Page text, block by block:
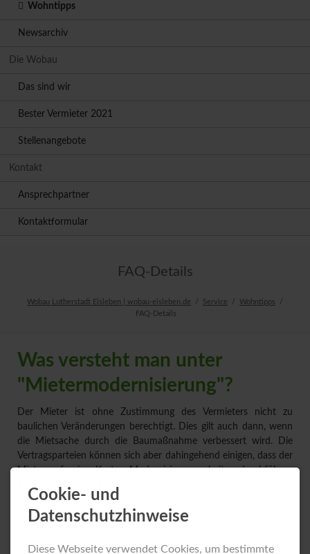
Wohntipps
Newsarchiv
Die Wobau
Das sind wir
Bester Vermieter 2021
Stellenangebote
Kontakt
Ansprechpartner
Kontaktformular
FAQ-Details
Wobau Lutherstadt Eisleben | wobau-eisleben.de Service
Wohntipps
FAQ-Details
Was versteht man unter
"Mietermodernisierung"?
Der Mieter ist ohne Zustimmung des Vermieters nicht zu
baulichen Veränderungen berechtigt. Dies gilt auch dann, wenn
die Mietsache durch die Baumaßnahme verbessert wird. Die
Vertragsparteien können sich aber dahingehend einigen, dass der
Mieter auf seine Kosten Modernisierungsarbeiten durchführen
"Vereinbarung über die Durchführung einer Modernisierung
durch den Mieter" unterzeichnet, welche detailliert Rechte und
dahingehend enthält, wie z.B. bei Auszug des Mieters mit den
Cookie- und
Datenschutzhinweise
Diese Webseite verwendet Cookies, um bestimmte